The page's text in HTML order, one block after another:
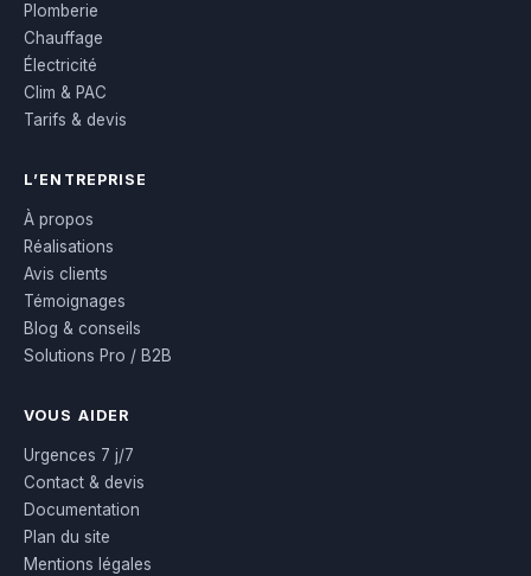
Plomberie
Chauffage
Électricité
Clim & PAC
Tarifs & devis
L’ENTREPRISE
À propos
Réalisations
Avis clients
Témoignages
Blog & conseils
Solutions Pro / B2B
VOUS AIDER
Urgences 7 j/7
Contact & devis
Documentation
Plan du site
Mentions légales